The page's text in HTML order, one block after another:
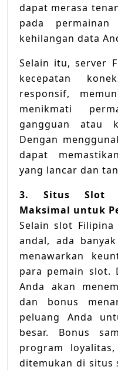
dapat merasa
pada
kehilangan data
Selain itu, server
kecepatan
responsif,
menikmati
gangguan atau
Dengan
dapat
yang lancar dan
3. Situs Slot
Maksimal untuk
Selain slot
andal, ada
menawarkan
para pemain slot.
Anda akan
dan bonus
peluang Anda
besar. Bonus
program
ditemukan di situs